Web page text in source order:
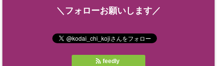
＼フォローお願いします／
feedly